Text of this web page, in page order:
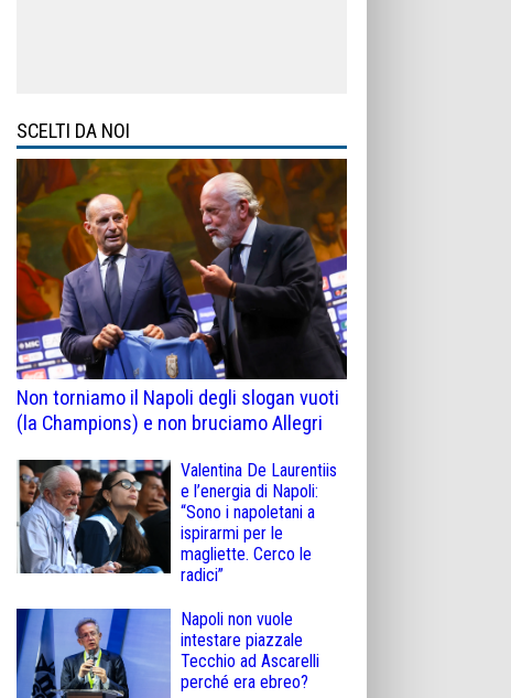
SCELTI DA NOI
Non torniamo il Napoli degli slogan vuoti
(la Champions) e non bruciamo Allegri
Valentina De Laurentiis
e l’energia di Napoli:
“Sono i napoletani a
ispirarmi per le
magliette. Cerco le
radici”
Napoli non vuole
intestare piazzale
Tecchio ad Ascarelli
perché era ebreo?